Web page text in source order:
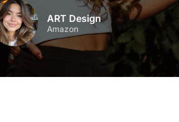
ART Design
Amazon